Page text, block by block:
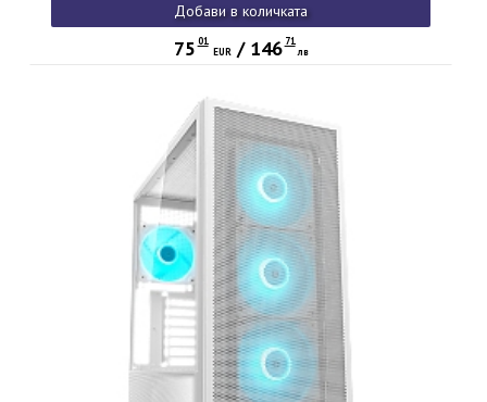
Добави в количката
75 01
EUR/ 146 71
лв